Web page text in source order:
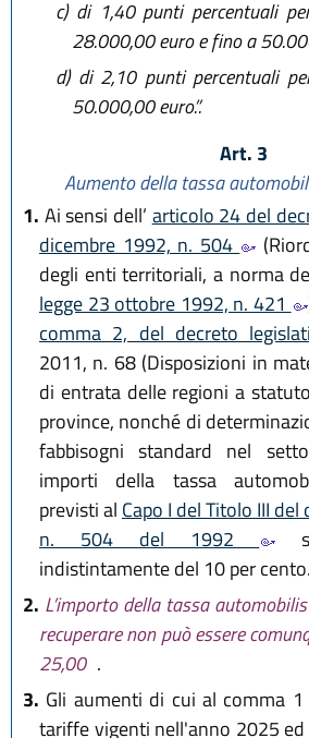
c)di 1,40 punti percentuali
28.000,00 euro e fino a
d)di 2,10 punti percentuali
50.000,00 euro.”.
Art. 3
Aumento della tassa
1. Ai sensi dell’ articolo 24 del
dicembre 1992, n. 504
degli enti territoriali, a norma
legge 23 ottobre 1992, n. 421
comma 2, del decreto
2011, n. 68 (Disposizioni in
di entrata delle regioni a
province, nonché di
fabbisogni standard nel
importi della tassa
previsti al Capo I del Titolo III
n. 504 del 1992
indistintamente del 10 per cento.
2. L’importo della tassa
recuperare non può essere
25,00 .
3. Gli aumenti di cui al comma
tariffe vigenti nell'anno 2025